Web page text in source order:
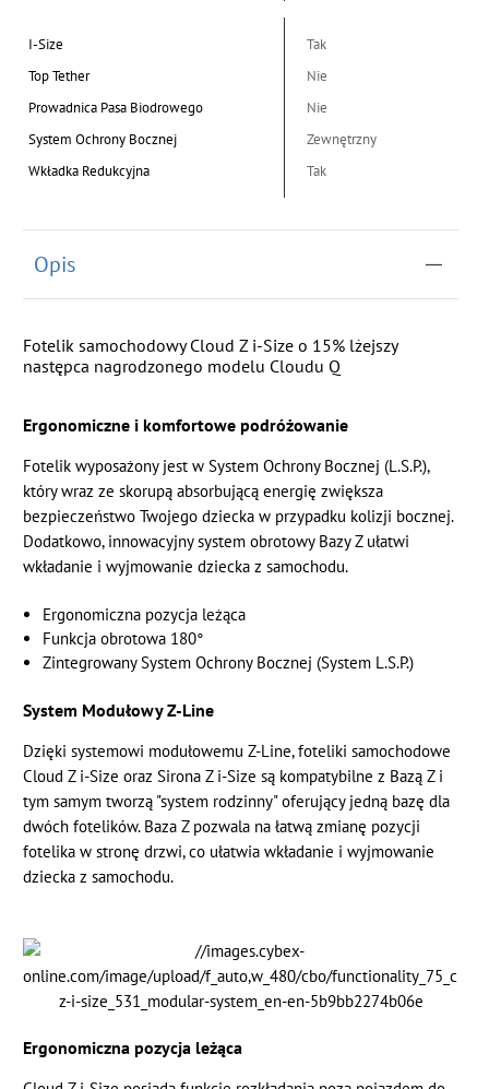
I-Size
Tak
Top Tether
Nie
Prowadnica Pasa Biodrowego
Nie
System Ochrony Bocznej
Zewnętrzny
Wkładka Redukcyjna
Tak
Opis
Fotelik samochodowy Cloud Z i-Size o 15% lżejszy
następca nagrodzonego modelu Cloudu Q
Ergonomiczne i komfortowe podróżowanie
Fotelik wyposażony jest w System Ochrony Bocznej (L.S.P.),
który wraz ze skorupą absorbującą energię zwiększa
bezpieczeństwo Twojego dziecka w przypadku kolizji bocznej.
Dodatkowo, innowacyjny system obrotowy Bazy Z ułatwi
wkładanie i wyjmowanie dziecka z samochodu.
Ergonomiczna pozycja leżąca
Funkcja obrotowa 180°
Zintegrowany System Ochrony Bocznej (System L.S.P.)
System Modułowy Z-Line
Dzięki systemowi modułowemu Z-Line, foteliki samochodowe
Cloud Z i-Size oraz Sirona Z i-Size są kompatybilne z Bazą Z i
tym samym tworzą "system rodzinny" oferujący jedną bazę dla
dwóch fotelików. Baza Z pozwala na łatwą zmianę pozycji
fotelika w stronę drzwi, co ułatwia wkładanie i wyjmowanie
dziecka z samochodu.
Ergonomiczna pozycja leżąca